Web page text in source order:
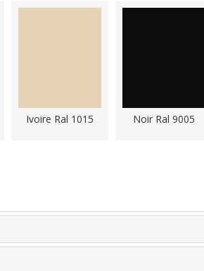
Ivoire Ral 1015 Noir Ral 9005